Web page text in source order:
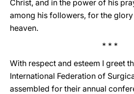
Christ, and in the power of his
among his followers, for the
heaven.
* * *
With respect and esteem I greet
International Federation of
assembled for their annual